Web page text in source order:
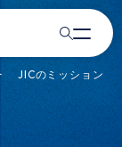
EN ACCESS
JICのミッション